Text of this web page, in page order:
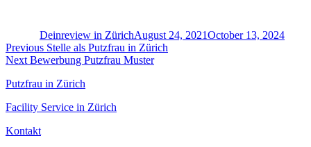
Deinreview in ZürichAugust 24, 2021October 13, 2024
Post
navigation
Previous Previous
post:
Stelle als Putzfrau in Zürich
Next Next
Bewerbung Putzfrau Muster
Putzfrau in Zürich
Facility Service in Zürich
Kontakt